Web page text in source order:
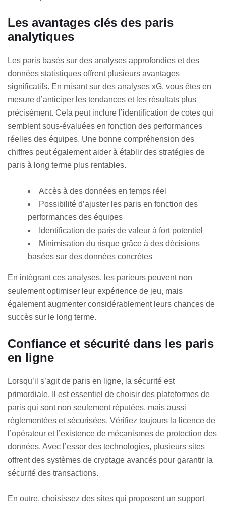
Les avantages clés des paris
analytiques
Les paris basés sur des analyses approfondies et des
données statistiques offrent plusieurs avantages
significatifs. En misant sur des analyses xG, vous êtes en
mesure d’anticiper les tendances et les résultats plus
précisément. Cela peut inclure l’identification de cotes qui
semblent sous-évaluées en fonction des performances
réelles des équipes. Une bonne compréhension des
chiffres peut également aider à établir des stratégies de
paris à long terme plus rentables.
Accès à des données en temps réel
Possibilité d’ajuster les paris en fonction des
performances des équipes
Identification de paris de valeur à fort potentiel
Minimisation du risque grâce à des décisions
basées sur des données concrètes
En intégrant ces analyses, les parieurs peuvent non
seulement optimiser leur expérience de jeu, mais
également augmenter considérablement leurs chances de
succès sur le long terme.
Confiance et sécurité dans les paris
en ligne
Lorsqu’il s’agit de paris en ligne, la sécurité est
primordiale. Il est essentiel de choisir des plateformes de
paris qui sont non seulement réputées, mais aussi
réglementées et sécurisées. Vérifiez toujours la licence de
l’opérateur et l’existence de mécanismes de protection des
données. Avec l’essor des technologies, plusieurs sites
offrent des systèmes de cryptage avancés pour garantir la
sécurité des transactions.
En outre, choisissez des sites qui proposent un support